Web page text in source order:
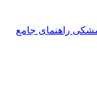
مشکی راهنمای جامع